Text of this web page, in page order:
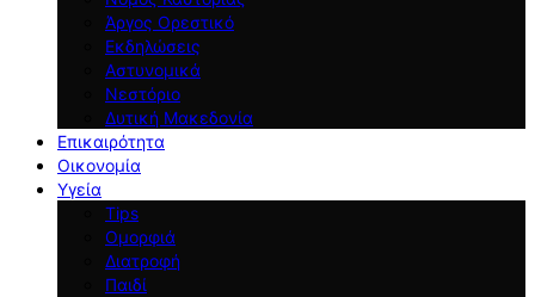
Άργος Ορεστικό
Εκδηλώσεις
Αστυνομικά
Νεστόριο
Δυτική Μακεδονία
Επικαιρότητα
Οικονομία
Υγεία
Tips
Ομορφιά
Διατροφή
Παιδί